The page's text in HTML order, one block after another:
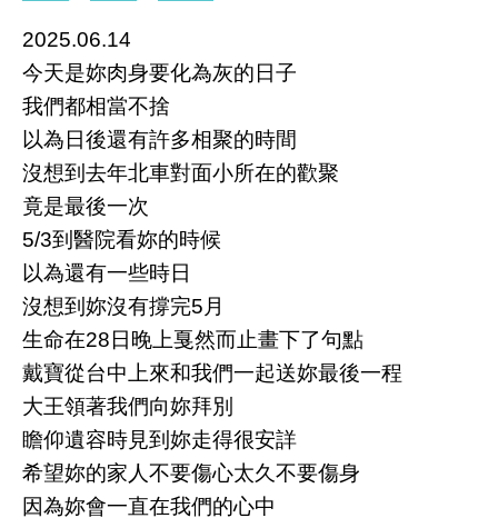
2025.06.14
今天是妳肉身要化為灰的日子
我們都相當不捨
以為日後還有許多相聚的時間
沒想到去年北車對面小所在的歡聚
竟是最後一次
5/3到醫院看妳的時候
以為還有一些時日
沒想到妳沒有撐完5月
生命在28日晚上戛然而止畫下了句點
戴寶從台中上來和我們一起送妳最後一程
大王領著我們向妳拜別
瞻仰遺容時見到妳走得很安詳
希望妳的家人不要傷心太久不要傷身
因為妳會一直在我們的心中